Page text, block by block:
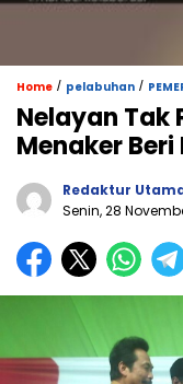
Home / pelabuhan /
Nelayan Tak
Menaker
Redaktur
Senin, 28